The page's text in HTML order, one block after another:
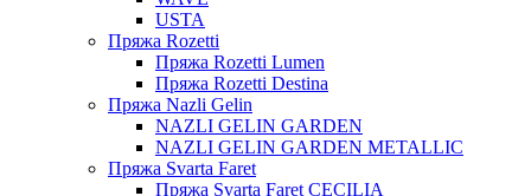
USTA
Пряжа Rozetti
Пряжа Rozetti Lumen
Пряжа Rozetti Destina
Пряжа Nazli Gelin
NAZLI GELIN GARDEN
NAZLI GELIN GARDEN METALLIC
Пряжа Svarta Faret
Пряжа Svarta Faret CECILIA